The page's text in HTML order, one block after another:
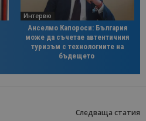
Интервю
Анселмо Капороси: България
може да съчетае автентичния
туризъм с технологиите на
бъдещето
Следваща статия